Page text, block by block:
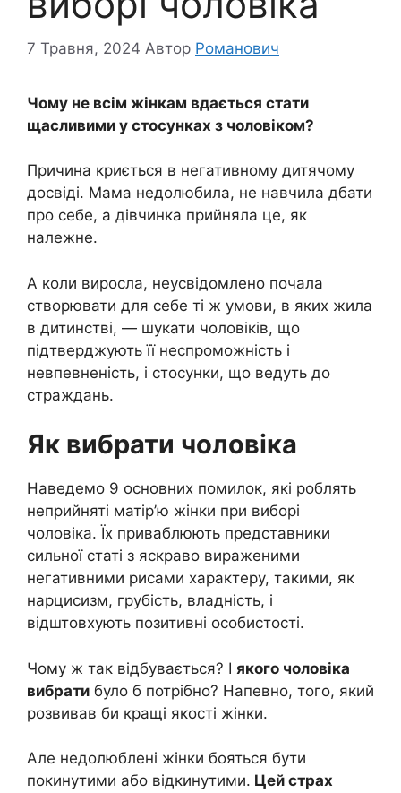
7 Травня, 2024 Автор Романович
Чому не всім жінкам вдається стати
щасливими у стосунках з чоловіком?
Причина криється в негативному дитячому
досвіді. Мама недолюбила, не навчила дбати
про себе, а дівчинка прийняла це, як
належне.
А коли виросла, неусвідомлено почала
створювати для себе ті ж умови, в яких жила
в дитинстві, — шукати чоловіків, що
підтверджують її неспроможність і
невпевненість, і стосунки, що ведуть до
страждань.
Як вибрати чоловіка
Наведемо 9 основних помилок, які роблять
неприйняті матір’ю жінки при виборі
чоловіка. Їх приваблюють представники
сильної статі з яскраво вираженими
негативними рисами характеру, такими, як
нарцисизм, грубість, владність, і
відштовхують позитивні особистості.
Чому ж так відбувається? І якого чоловіка
вибрати було б потрібно? Напевно, того, який
розвивав би кращі якості жінки.
Але недолюблені жінки бояться бути
покинутими або відкинутими. Цей страх